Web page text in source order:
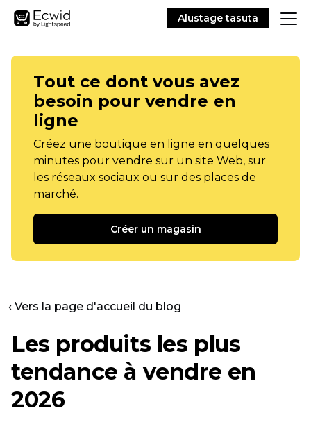
Alustage tasuta
Tout ce dont vous avez
besoin pour vendre en
ligne
Créez une boutique en ligne en quelques
minutes pour vendre sur un site Web, sur
les réseaux sociaux ou sur des places de
marché.
Créer un magasin
‹ Vers la page d'accueil du blog
Les produits les plus
tendance à vendre en
2026